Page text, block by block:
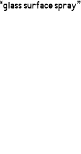
surface spray”